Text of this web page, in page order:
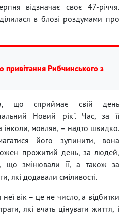
відзначає своє 47-річчя.
в блозі роздумами про
привітання Рибчинського з
що сприймає свій день
Новий рік". Час, за її
мовляв, – надто швидко.
його зупинити, вона
прожитий день, за людей,
що змінювали її, а також за
які додавали сміливості.
вік – це не число, а відбитки
які вчать цінувати життя, і